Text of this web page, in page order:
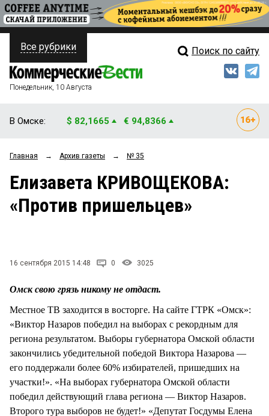
ПОЛИТИКА
ФИНАНСЫ
ОБЩЕСТВО
ЗАКОН
НОВОСТИ КОМПАНИЙ
СТИЛЬ ЖИЗНИ
Свежий выпуск
Рейтинги
Блоги
Все рубрики Поиск по сайту
Понедельник, 10 Августа
В Омске: $ 82,1665 € 94,8366
Главная → Архив газеты → № 35
Елизавета КРИВОЩЕКОВА:
«Против пришельцев»
16 сентября 2015 14:48 0 3025
Омск свою грязь никому не отдаст.
Местное ТВ заходится в восторге. На сайте ГТРК «Омск»:
«Виктор Назаров победил на выборах с рекордным для
региона результатом. Выборы губернатора Омской области
закончились убедительной победой Виктора Назарова —
его поддержали более 60% избирателей, пришедших на
участки!». «На выборах губернатора Омской области
победил действующий глава региона — Виктор Назаров.
Второго тура выборов не будет!» «Депутат Госдумы Елена